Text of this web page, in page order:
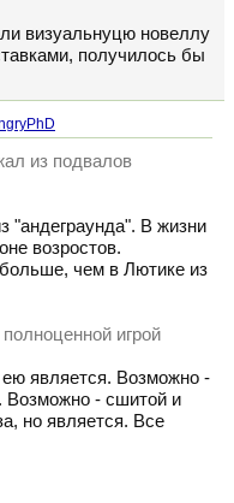
визуальнуцю новеллу
получилось бы
из подвалов
"андеграунда". В жизни
возростов.
чем в Лютике из
игрой
является. Возможно -
Возможно - сшитой и
но является. Все